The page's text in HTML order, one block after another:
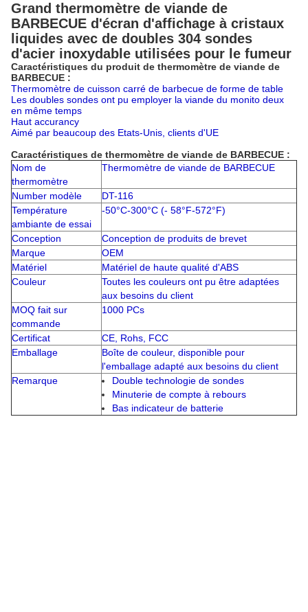
Grand thermomètre de viande de
BARBECUE d'écran d'affichage à cristaux
liquides avec de doubles 304 sondes
d'acier inoxydable utilisées pour le fumeur
Caractéristiques du produit de thermomètre de viande de
BARBECUE :
Thermomètre de cuisson carré de barbecue de forme de table
Les doubles sondes ont pu employer la viande du monito deux
en même temps
Haut accurancy
Aimé par beaucoup des Etats-Unis, clients d'UE
Caractéristiques de thermomètre de viande de BARBECUE :
Nom de
thermomètre
Thermomètre de viande de BARBECUE
Number modèle
DT-116
Température
ambiante de essai
-50°C-300°C (- 58°F-572°F)
Conception
Conception de produits de brevet
Marque
OEM
Matériel
Matériel de haute qualité d'ABS
Couleur
Toutes les couleurs ont pu être adaptées
aux besoins du client
MOQ fait sur
commande
1000 PCs
Certificat
CE, Rohs, FCC
Emballage
Boîte de couleur, disponible pour
l'emballage adapté aux besoins du client
Remarque
Double technologie de sondes
Minuterie de compte à rebours
Bas indicateur de batterie